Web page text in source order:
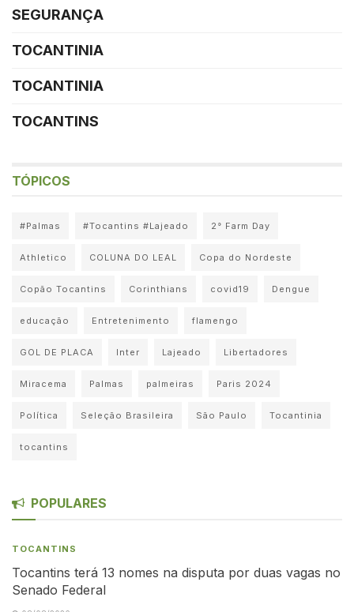
SEGURANÇA
TOCANTINIA
TOCANTINIA
TOCANTINS
TÓPICOS
#Palmas #Tocantins #Lajeado 2° Farm Day
Athletico COLUNA DO LEAL Copa do Nordeste
Copão Tocantins Corinthians covid19 Dengue
educação Entretenimento flamengo
GOL DE PLACA Inter Lajeado Libertadores
Miracema Palmas palmeiras Paris 2024
Política Seleção Brasileira São Paulo Tocantinia
tocantins
POPULARES
TOCANTINS
Tocantins terá 13 nomes na disputa por duas vagas no
Senado Federal